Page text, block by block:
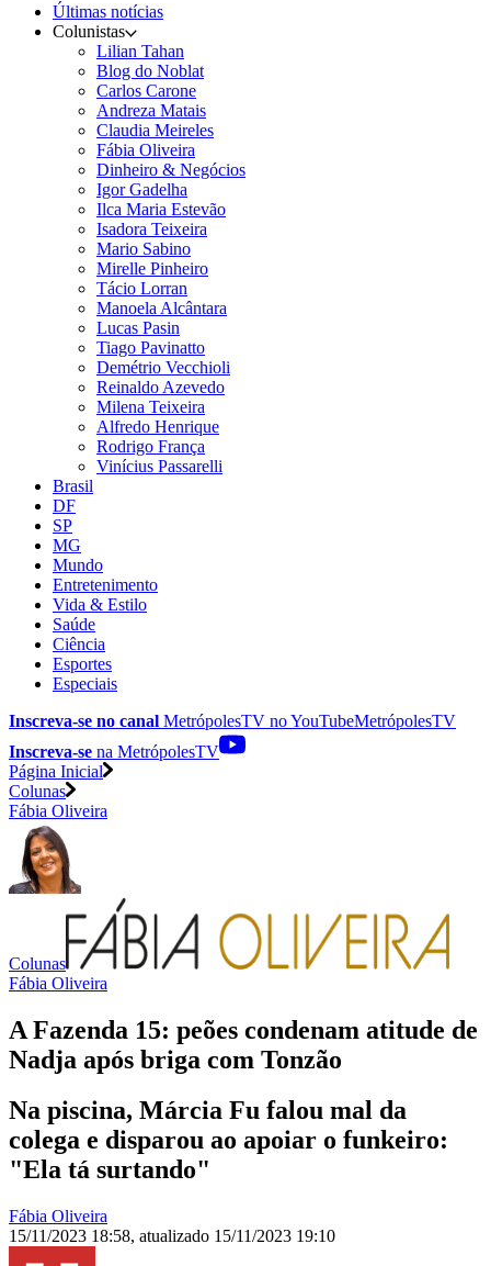
Últimas notícias
Colunistas
Lilian Tahan
Blog do Noblat
Carlos Carone
Andreza Matais
Claudia Meireles
Fábia Oliveira
Dinheiro & Negócios
Igor Gadelha
Ilca Maria Estevão
Isadora Teixeira
Mario Sabino
Mirelle Pinheiro
Tácio Lorran
Manoela Alcântara
Lucas Pasin
Tiago Pavinatto
Demétrio Vecchioli
Reinaldo Azevedo
Milena Teixeira
Alfredo Henrique
Rodrigo França
Vinícius Passarelli
Brasil
DF
SP
MG
Mundo
Entretenimento
Vida & Estilo
Saúde
Ciência
Esportes
Especiais
Inscreva-se no canal MetrópolesTV noYouTubeMetrópolesTV
Inscreva-se na MetrópolesTV
Página Inicial
Colunas
Fábia Oliveira
Colunas
Fábia Oliveira
A Fazenda 15: peões condenam atitude de
Nadja após briga com Tonzão
Na piscina, Márcia Fu falou mal da
colega e disparou ao apoiar o funkeiro:
"Ela tá surtando"
Fábia Oliveira
15/11/2023 18:58, atualizado 15/11/2023 19:10